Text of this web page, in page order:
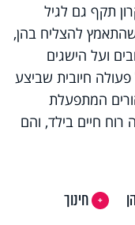
תקף גם לגיל
שהתאמץ להצליח בהן,
ועל הישגים
פעולה חיובית שביצע
המתפעלת
חיים בילד, והם
חינוך